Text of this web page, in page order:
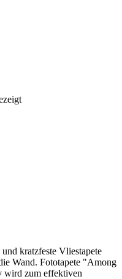
kratzfeste Vliestapete
Wand. Fototapete "Among
wird zum effektiven